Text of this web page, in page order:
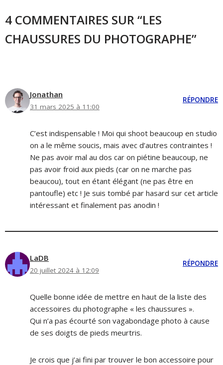
4 COMMENTAIRES SUR “LES
CHAUSSURES DU PHOTOGRAPHE”
Jonathan
31 mars 2025 à 11:00
RÉPONDRE
C’est indispensable ! Moi qui shoot beaucoup en studio
on a le même soucis, mais avec d’autres contraintes !
Ne pas avoir mal au dos car on piétine beaucoup, ne
pas avoir froid aux pieds (car on ne marche pas
beaucou), tout en étant élégant (ne pas être en
pantoufle) etc ! Je suis tombé par hasard sur cet article
intéressant et finalement pas anodin !
LaDB
20 juillet 2024 à 12:09
RÉPONDRE
Quelle bonne idée de mettre en haut de la liste des
accessoires du photographe « les chaussures ».
Qui n’a pas écourté son vagabondage photo à cause
de ses doigts de pieds meurtris.
Je crois que j’ai fini par trouver le bon accessoire pour